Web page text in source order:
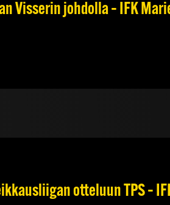
Visserin johdolla – IFK
otteluun TPS –